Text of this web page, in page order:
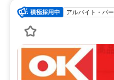
アルバイト・パー